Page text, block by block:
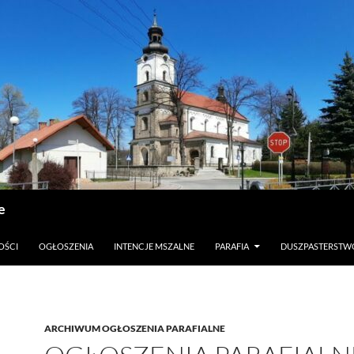
OGŁOSZENIA INTENCJE MSZALNE PARAFIA
ARCHIWUM OGŁOSZENIA PARAFIALNE